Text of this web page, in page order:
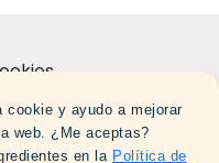
cookie y ayudo a mejorar
web. ¿Me aceptas?
en la Política de